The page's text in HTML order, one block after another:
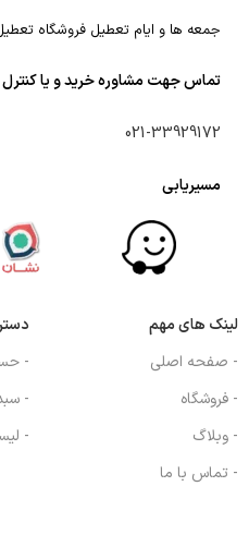
جمعه ها و ایام تعطیل فروشگاه
تماس جهت مشاوره خرید و یا
021-33929172
مسیریابی
لینک های مهم
- صفحه اصلی
- فروشگاه
- وبلاگ
- تماس با ما
-
-
-